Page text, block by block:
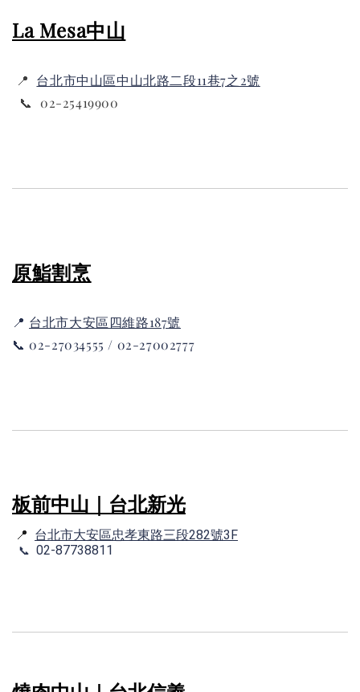
La Mesa中山
📍 台北市中山區中山北路二段11巷7之2號
📞 02-25419900
原鮨割烹
📍 台北市大安區四維路187號
📞 02-27034555 / 02-27002777
板前中山｜台北新光
📍 台北市大安區忠孝東路三段282號3F
📞 02-87738811